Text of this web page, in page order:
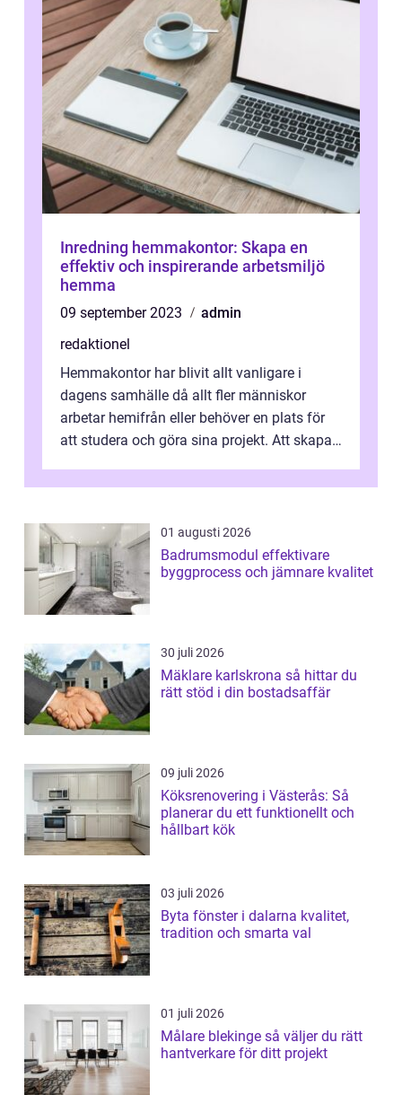
Inredning hemmakontor: Skapa en
effektiv och inspirerande arbetsmiljö
hemma
09 september 2023
admin
redaktionel
Hemmakontor har blivit allt vanligare i
dagens samhälle då allt fler människor
arbetar hemifrån eller behöver en plats för
att studera och göra sina projekt. Att skapa
01 augusti 2026
Badrumsmodul effektivare
byggprocess och jämnare kvalitet
30 juli 2026
Mäklare karlskrona så hittar du
rätt stöd i din bostadsaffär
09 juli 2026
Köksrenovering i Västerås: Så
planerar du ett funktionellt och
hållbart kök
03 juli 2026
Byta fönster i dalarna kvalitet,
tradition och smarta val
01 juli 2026
Målare blekinge så väljer du rätt
hantverkare för ditt projekt